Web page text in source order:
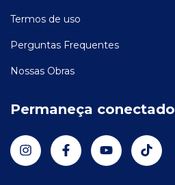
Termos de uso
Perguntas Frequentes
Nossas Obras
Permaneça conectado